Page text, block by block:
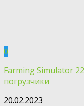
0
Farming Simulator 22
погрузчики
20.02.2023